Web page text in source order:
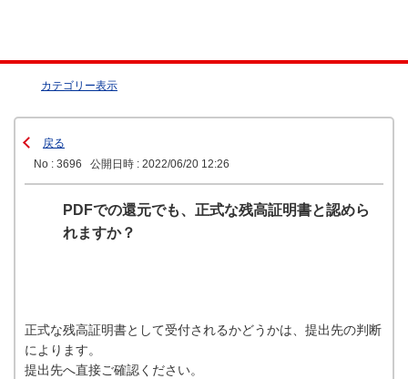
カテゴリー表示
戻る
No : 3696
公開日時 : 2022/06/20 12:26
PDFでの還元でも、正式な残高証明書と認めら
れますか？
正式な残高証明書として受付されるかどうかは、提出先の判断
によります。
提出先へ直接ご確認ください。